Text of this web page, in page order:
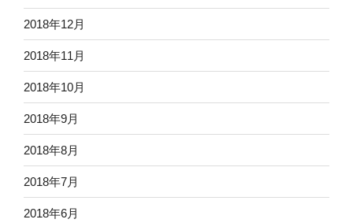
2018年12月
2018年11月
2018年10月
2018年9月
2018年8月
2018年7月
2018年6月